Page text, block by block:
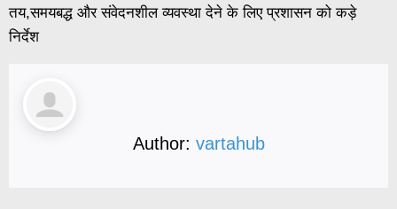
तय,समयबद्ध और संवेदनशील व्यवस्था देने के लिए प्रशासन को कड़े
निर्देश
Author: vartahub